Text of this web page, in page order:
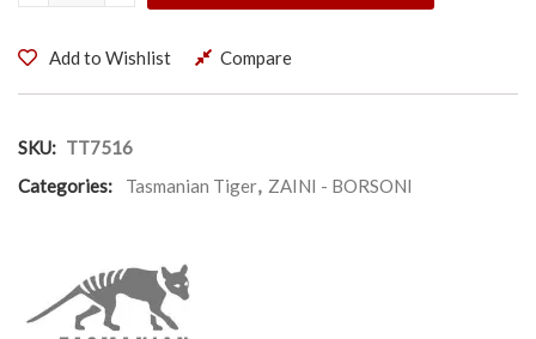
Add to Wishlist Compare
SKU: TT7516
Categories:
Tasmanian Tiger, ZAINI - BORSONI